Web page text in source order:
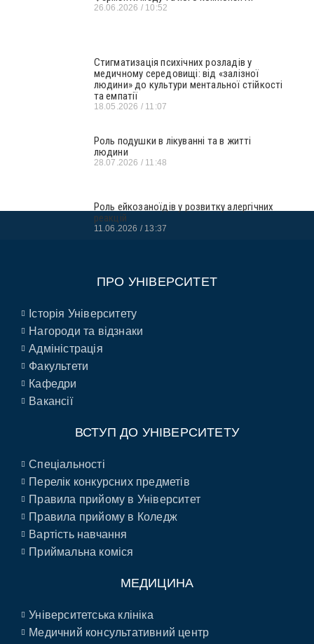
26.06.2026 10:52
Стигматизація психічних розладів у
медичному середовищі: від «залізної
людини» до культури ментальної стійкості
та емпатії
18.05.2026 11:07
Роль подушки в лікуванні та в житті
людини
28.07.2026 11:48
Роль ейкозаноїдів у розвитку алергічних
реакцій
11.06.2026 13:37
ПРО УНІВЕРСИТЕТ
Історія Університету
Нагороди та відзнаки
Адміністрація
Факультети
Кафедри
Вакансії
ВСТУП ДО УНІВЕРСИТЕТУ
Спеціальності
Перелік конкурсних предметів
Правила прийому в Університет
Правила прийому в Коледж
Вартість навчання
Приймальна коміся
МЕДИЦИНА
Університетська клініка
Медичний консультативний центр